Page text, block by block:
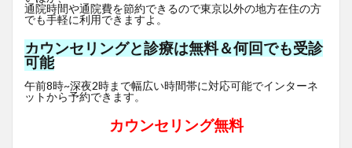
通院時間や通院費を節約できるので東京以外の地方在住の方
でも手軽に利用できますよ。
カウンセリングと診療は無料＆何回でも受診
可能
午前8時~深夜2時まで幅広い時間帯に対応可能でインターネ
ットから予約できます。
カウンセリング無料